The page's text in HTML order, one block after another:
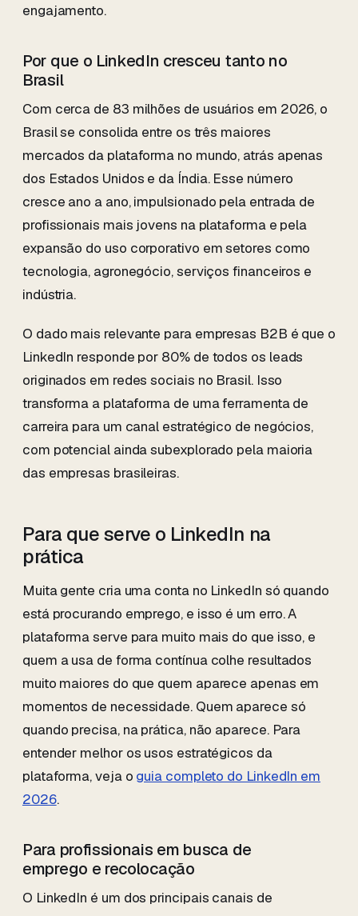
engajamento.
Por que o LinkedIn cresceu tanto no
Brasil
Com cerca de 83 milhões de usuários em 2026, o
Brasil se consolida entre os três maiores
mercados da plataforma no mundo, atrás apenas
dos Estados Unidos e da Índia. Esse número
cresce ano a ano, impulsionado pela entrada de
profissionais mais jovens na plataforma e pela
expansão do uso corporativo em setores como
tecnologia, agronegócio, serviços financeiros e
indústria.
O dado mais relevante para empresas B2B é que o
LinkedIn responde por 80% de todos os leads
originados em redes sociais no Brasil. Isso
transforma a plataforma de uma ferramenta de
carreira para um canal estratégico de negócios,
com potencial ainda subexplorado pela maioria
das empresas brasileiras.
Para que serve o LinkedIn na
prática
Muita gente cria uma conta no LinkedIn só quando
está procurando emprego, e isso é um erro. A
plataforma serve para muito mais do que isso, e
quem a usa de forma contínua colhe resultados
muito maiores do que quem aparece apenas em
momentos de necessidade. Quem aparece só
quando precisa, na prática, não aparece. Para
entender melhor os usos estratégicos da
plataforma, veja o guia completo do LinkedIn em
2026.
Para profissionais em busca de
emprego e recolocação
O LinkedIn é um dos principais canais de